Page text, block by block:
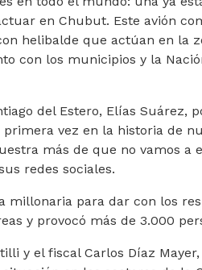
en Chubut. Este avión
helibalde que actúan en la
con los municipios y la
del Estero, Elías Suárez,
vez en la historia de
más de que no vamos a
redes sociales.
millonaria para dar con los
y provocó más de 3.000
y el fiscal Carlos Díaz